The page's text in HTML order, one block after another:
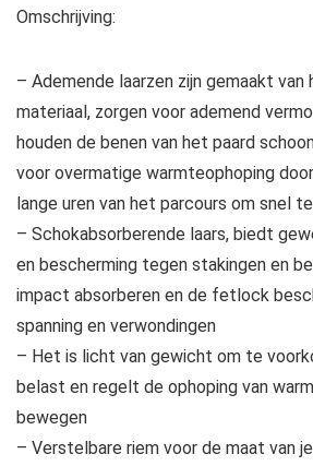
Omschrijving:
– Ademende laarzen zijn gemaakt van
materiaal, zorgen voor ademend
houden de benen van het paard
voor overmatige warmteophoping
lange uren van het parcours om snel
– Schokabsorberende laars, biedt
en bescherming tegen stakingen en
impact absorberen en de fetlock
spanning en verwondingen
– Het is licht van gewicht om te
belast en regelt de ophoping van
bewegen
– Verstelbare riem voor de maat van